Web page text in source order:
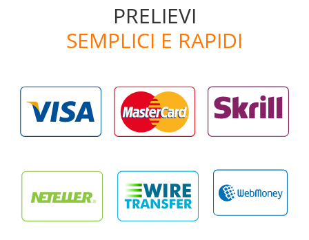
PRELIEVI
SEMPLICI E RAPIDI